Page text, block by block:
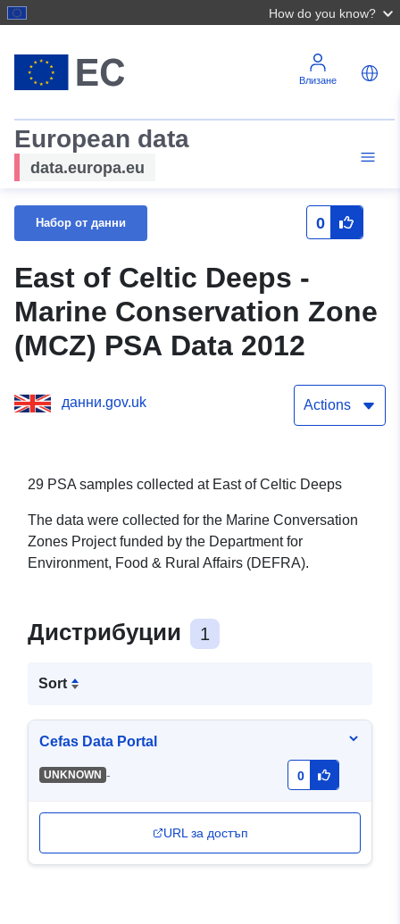
How do you know?
Влизане
European data
data.europa.eu
Набор от данни 0
East of Celtic Deeps -
Marine Conservation Zone
(MCZ) PSA Data 2012
данни.gov.uk Actions
29 PSA samples collected at East of Celtic Deeps
The data were collected for the Marine Conversation
Zones Project funded by the Department for
Environment, Food & Rural Affairs (DEFRA).
Дистрибуции 1
Sort
Cefas Data Portal
UNKNOWN - 0
URL за достъп